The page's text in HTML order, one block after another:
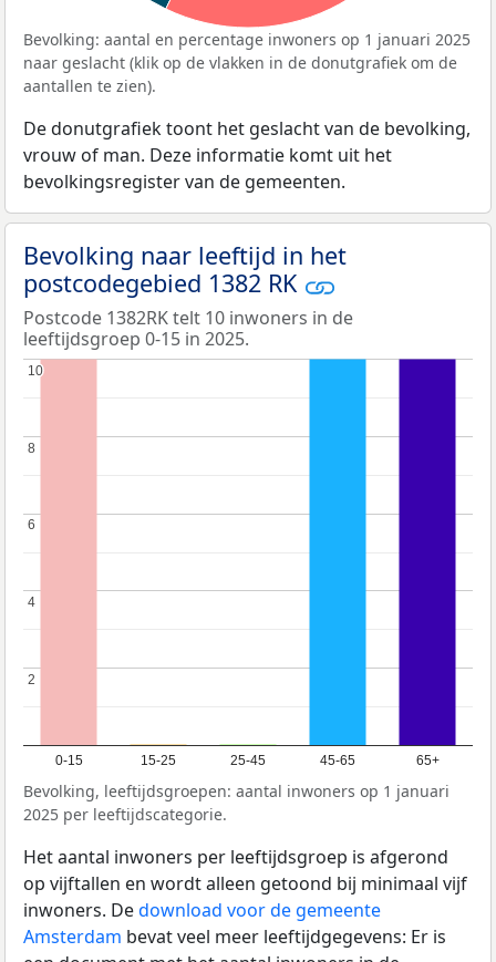
Bevolking: aantal en percentage inwoners op 1 januari 2025
naar geslacht (klik op de vlakken in de donutgrafiek om de
aantallen te zien).
De donutgrafiek toont het geslacht van de bevolking,
vrouw of man. Deze informatie komt uit het
bevolkingsregister van de gemeenten.
Bevolking naar leeftijd in het
postcodegebied 1382 RK
Postcode 1382RK telt 10 inwoners in de
leeftijdsgroep 0-15 in 2025.
0-15 15-25 25-45 45-65 65+
2
2
4
4
6
6
8
8
10
10
Bevolking, leeftijdsgroepen: aantal inwoners op 1 januari
2025 per leeftijdscategorie.
Het aantal inwoners per leeftijdsgroep is afgerond
op vijftallen en wordt alleen getoond bij minimaal vijf
inwoners. Dedownload voor de gemeente
Amsterdam bevat veel meer leeftijdgegevens: Er is